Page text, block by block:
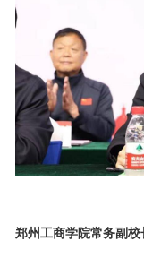
郑州工商学院常务副